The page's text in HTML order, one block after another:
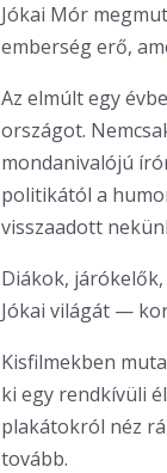
Jókai Mór
emberség erő,
Az elmúlt egy
országot.
mondanivalójú
politikától a
visszaadott
Diákok,
Jókai világát —
Kisfilmekben
ki egy rendkívüli
plakátokról néz
tovább.